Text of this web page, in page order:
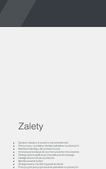
Zalety
System robota z 6 osiami z serwomotorami
Precyzyjny i wydajny montaż pakietów szybowych
Możliwe interfejsy do sortowni szyb
Innowacyjna stacja do wyrównywania i mocowania
Zintegrowana aplikacja chwytaka próżniowego
Inteligentna kontrola wymiarów
Monitorowanie kolizji
Zintegrowany monitoring podciśnienia
Precyzyjne pozycjonowanie pakietów szybowych